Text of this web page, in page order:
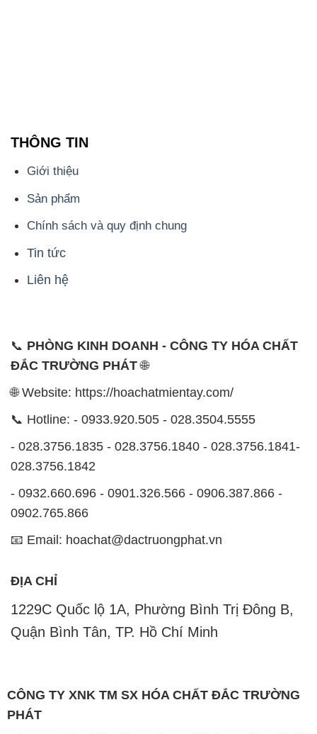
THÔNG TIN
Giới thiệu
Sản phẩm
Chính sách và quy định chung
Tin tức
Liên hệ
📞 PHÒNG KINH DOANH - CÔNG TY HÓA CHẤT
ĐẮC TRƯỜNG PHÁT🌐
🌐 Website: https://hoachatmientay.com/
📞 Hotline: - 0933.920.505 - 028.3504.5555
- 028.3756.1835 - 028.3756.1840 - 028.3756.1841-
028.3756.1842
- 0932.660.696 - 0901.326.566 - 0906.387.866 -
0902.765.866
📧 Email: hoachat@dactruongphat.vn
ĐỊA CHỈ
1229C Quốc lộ 1A, Phường Bình Trị Đông B,
Quận Bình Tân, TP. Hồ Chí Minh
CÔNG TY XNK TM SX HÓA CHẤT ĐẮC TRƯỜNG
PHÁT